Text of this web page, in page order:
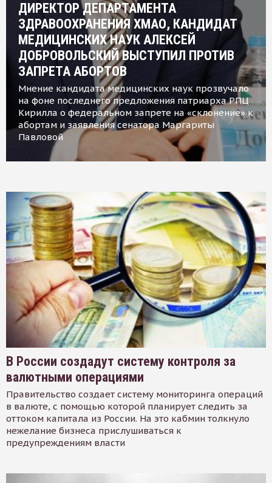
ДИРЕКТОР ДЕПАРТАМЕНТА
ЗДРАВООХРАНЕНИЯ ХМАО, КАНДИДАТ
МЕДИЦИНСКИХ НАУК АЛЕКСЕЙ
ДОБРОВОЛЬСКИЙ ВЫСТУПИЛ ПРОТИВ
ЗАПРЕТА АБОРТОВ
Мнение кандидата медицинских наук прозвучало
на фоне последнего предложения патриарха РПЦ
Кирилла о федеральном запрете на «склонение» к
абортам и заявления сенатора Маргариты
Павловой
В России создадут систему контроля за
валютными операциями
Правительство создает систему мониторинга операций
в валюте, с помощью которой планирует следить за
оттоком капитала из России. На это кабмин толкнуло
нежелание бизнеса прислушиваться к
предупреждениям власти